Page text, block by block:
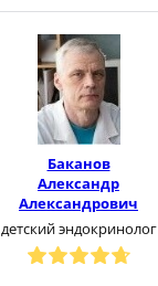
Баканов
Александр
Александрович
детский эндокринолог